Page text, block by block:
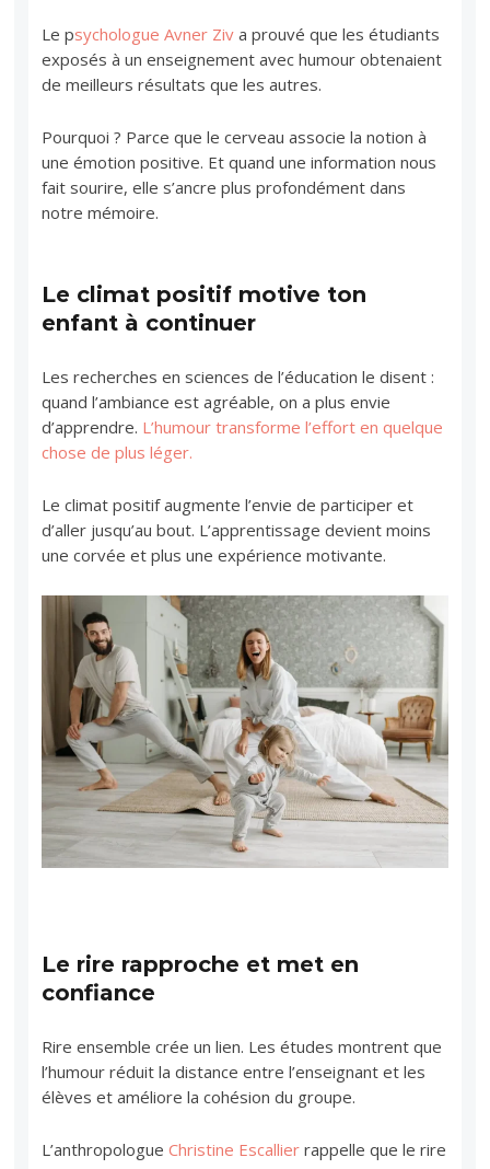
Le psychologue Avner Ziv a prouvé que les étudiants
exposés à un enseignement avec humour obtenaient
de meilleurs résultats que les autres.
Pourquoi ? Parce que le cerveau associe la notion à
une émotion positive. Et quand une information nous
fait sourire, elle s’ancre plus profondément dans
notre mémoire.
Le climat positif motive ton
enfant à continuer
Les recherches en sciences de l’éducation le disent :
quand l’ambiance est agréable, on a plus envie
d’apprendre. L’humour transforme l’effort en quelque
chose de plus léger.
Le climat positif augmente l’envie de participer et
d’aller jusqu’au bout. L’apprentissage devient moins
une corvée et plus une expérience motivante.
Le rire rapproche et met en
confiance
Rire ensemble crée un lien. Les études montrent que
l’humour réduit la distance entre l’enseignant et les
élèves et améliore la cohésion du groupe.
L’anthropologueChristine Escallier rappelle que le rire